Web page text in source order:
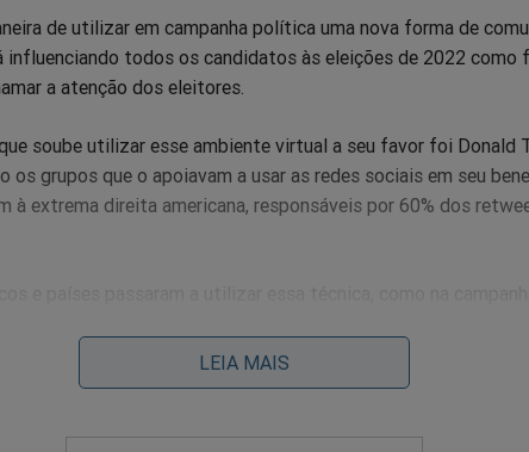
de utilizar em campanha política uma nova forma de
influenciando todos os candidatos às eleições de 2022 como
a atenção dos eleitores.
soube utilizar esse ambiente virtual a seu favor foi Donald
os grupos que o apoiavam a usar as redes sociais em seu
à extrema direita americana, responsáveis por 60% dos
sociais a seu favor como jamais algum candidato o fez.
de, entre nós, apenas 34% da população utilizar a internet,
LEIA MAIS